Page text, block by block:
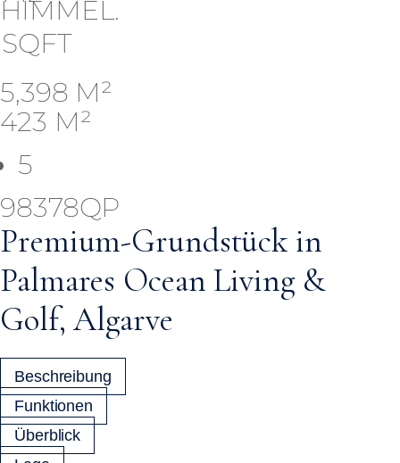
SQFT
5,398 M²
423 M²
5
98378QP
Premium-Grundstück in
Palmares Ocean Living &
Golf, Algarve
Beschreibung
Funktionen
Überblick